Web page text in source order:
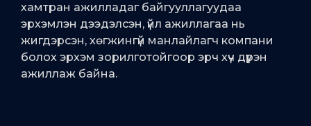
хамтран ажилладаг байгууллагуудаа
эрхэмлэн дээдэлсэн, үйл ажиллагаа нь
жигдэрсэн, хөгжингүй манлайлагч компани
болох эрхэм зорилготойгоор эрч хүч дүүрэн
ажиллаж байна.